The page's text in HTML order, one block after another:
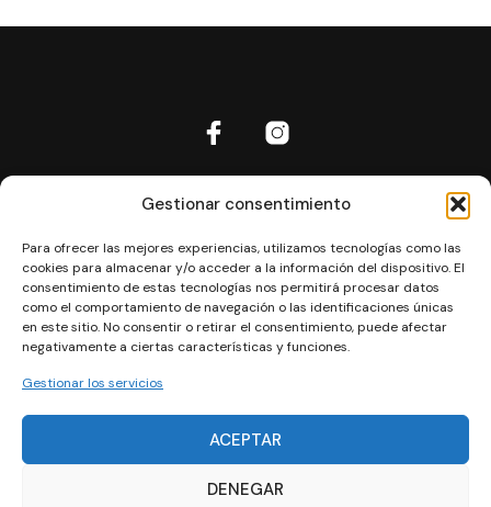
Gestionar consentimiento
Para ofrecer las mejores experiencias, utilizamos tecnologías como las
cookies para almacenar y/o acceder a la información del dispositivo. El
consentimiento de estas tecnologías nos permitirá procesar datos
como el comportamiento de navegación o las identificaciones únicas
en este sitio. No consentir o retirar el consentimiento, puede afectar
negativamente a ciertas características y funciones.
Gestionar los servicios
ACEPTAR
DENEGAR
Política de cookies
Política de privacidad
Política de privacidad RRSS
Términos y Condiciones
Las mejores rutas de Ibiza
Can Manolo Bikes © 2024 | Designed byAgencia la Clásica